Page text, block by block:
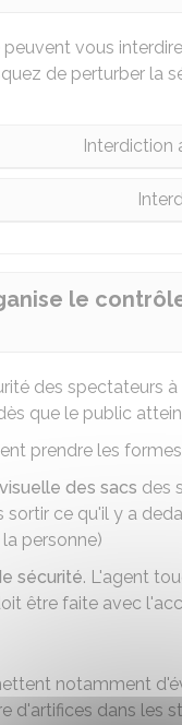
vous
de perturber la
Interdiction
le
des spectateurs
que le public
prendre les
des sacs des
sortir ce qu'il y a
personne)
sécurité. L'agent
être faite avec
notamment
d'artifices dans les